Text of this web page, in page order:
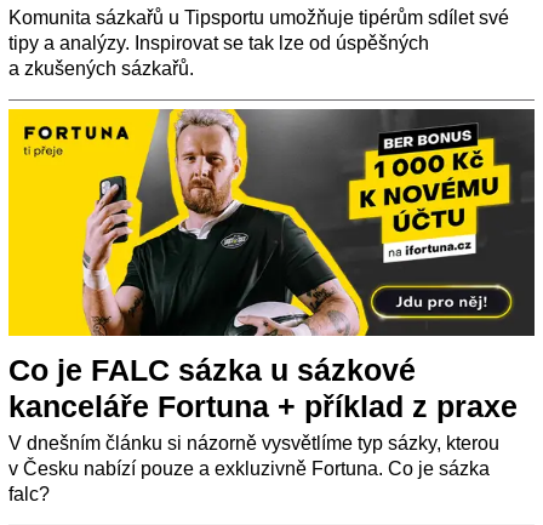
Komunita sázkařů u Tipsportu umožňuje tipérům sdílet své
tipy a analýzy. Inspirovat se tak lze od úspěšných
a zkušených sázkařů.
Co je FALC sázka u sázkové
kanceláře Fortuna + příklad z praxe
V dnešním článku si názorně vysvětlíme typ sázky, kterou
v Česku nabízí pouze a exkluzivně Fortuna. Co je sázka
falc?